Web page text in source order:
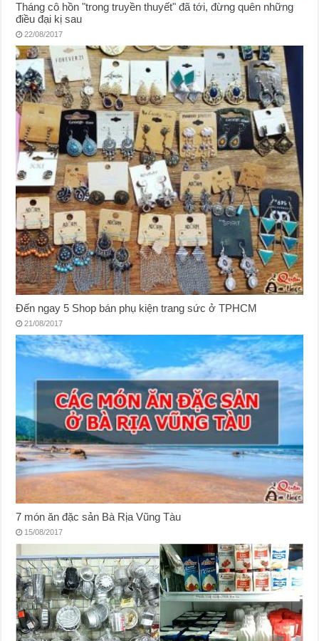
Tháng cô hồn "trong truyền thuyết" đã tới, đừng quên những
điều đại kị sau
22/08/2017
Đến ngay 5 Shop bán phụ kiện trang sức ở TPHCM
21/08/2017
7 món ăn đặc sản Bà Rịa Vũng Tàu
15/08/2017